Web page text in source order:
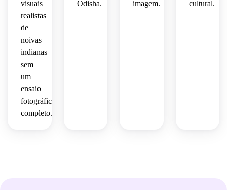
visuais
realistas
de
noivas
indianas
sem
um
ensaio
fotográfico
completo.
Odisha. imagem. cultural.